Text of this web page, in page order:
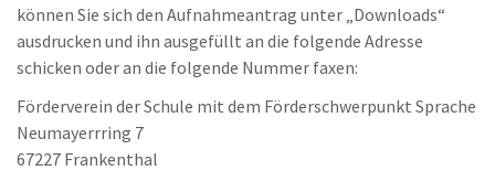
können Sie sich den Aufnahmeantrag unter „Downloads“
ausdrucken und ihn ausgefüllt an die folgende Adresse
schicken oder an die folgende Nummer faxen:
Förderverein der Schule mit dem Förderschwerpunkt Sprache
Neumayerrring 7
67227 Frankenthal